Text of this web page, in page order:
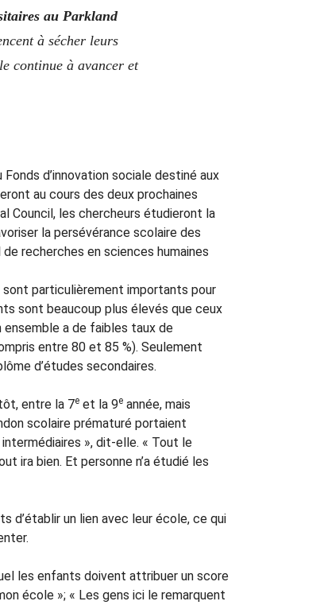
au Parkland
à sécher leurs
continue à avancer et
d’innovation sociale destiné aux
au cours des deux prochaines
Council, les chercheurs étudieront la
la persévérance scolaire des
recherches en sciences humaines
sont particulièrement importants pour
sont beaucoup plus élevés que ceux
ensemble a de faibles taux de
entre 80 et 85 %). Seulement
d’études secondaires.
entre la 7e et la 9e année, mais
scolaire prématuré portaient
intermédiaires », dit-elle. « Tout le
ira bien. Et personne n’a étudié les
d’établir un lien avec leur école, ce qui
les enfants doivent attribuer un score
école »; « Les gens ici le remarquent